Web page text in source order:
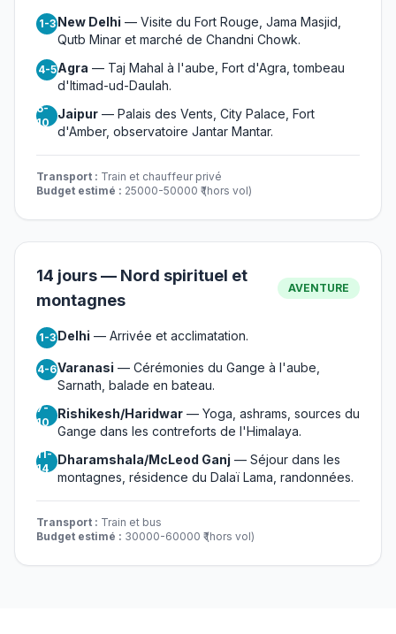
1-3 New Delhi — Visite du Fort Rouge, Jama Masjid,
Qutb Minar et marché de Chandni Chowk.
4-5Agra — Taj Mahal à l'aube, Fort d'Agra, tombeau
d'Itimad-ud-Daulah.
6-
10
Jaipur — Palais des Vents, City Palace, Fort
d'Amber, observatoire Jantar Mantar.
Transport : Train et chauffeur privé
Budget estimé : 25000-50000 ₹ (hors vol)
14 jours — Nord spirituel et
montagnes
AVENTURE
1-3 Delhi — Arrivée et acclimatation.
4-6Varanasi — Cérémonies du Gange à l'aube,
Sarnath, balade en bateau.
7-
10
Rishikesh/Haridwar — Yoga, ashrams, sources du
Gange dans les contreforts de l'Himalaya.
11-
14
Dharamshala/McLeod Ganj — Séjour dans les
montagnes, résidence du Dalaï Lama, randonnées.
Transport : Train et bus
Budget estimé : 30000-60000 ₹ (hors vol)